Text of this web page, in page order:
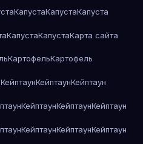
КапустаКапустаКапуста
КапустаКапустаКарта сайта
КартофельКартофель
КейптаунКейптаунКейптаун
КейптаунКейптаунКейптаун
КейптаунКейптаунКейптаун